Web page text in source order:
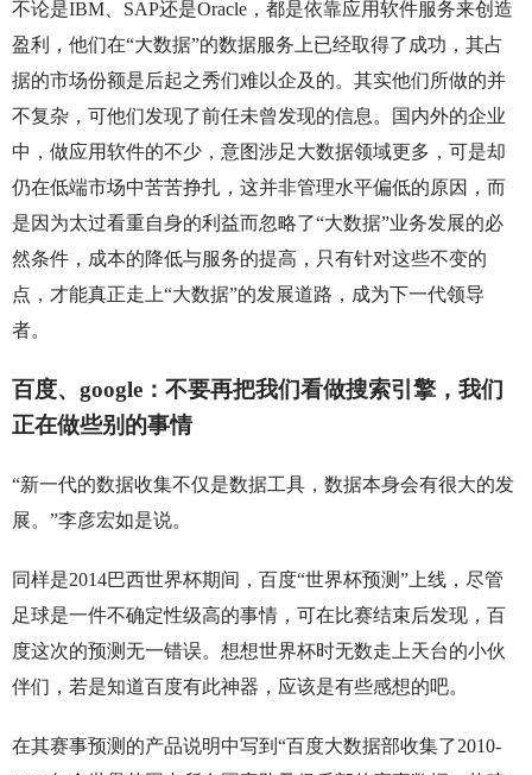
不论是IBM、SAP还是Oracle，都是依靠应用软件服务来创造
盈利，他们在“大数据”的数据服务上已经取得了成功，其占
据的市场份额是后起之秀们难以企及的。其实他们所做的并
不复杂，可他们发现了前任未曾发现的信息。国内外的企业
中，做应用软件的不少，意图涉足大数据领域更多，可是却
仍在低端市场中苦苦挣扎，这并非管理水平偏低的原因，而
是因为太过看重自身的利益而忽略了“大数据”业务发展的必
然条件，成本的降低与服务的提高，只有针对这些不变的
点，才能真正走上“大数据”的发展道路，成为下一代领导
者。
百度、google：不要再把我们看做搜索引擎，我们
正在做些别的事情
“新一代的数据收集不仅是数据工具，数据本身会有很大的发
展。”李彦宏如是说。
同样是2014巴西世界杯期间，百度“世界杯预测”上线，尽管
足球是一件不确定性级高的事情，可在比赛结束后发现，百
度这次的预测无一错误。想想世界杯时无数走上天台的小伙
伴们，若是知道百度有此神器，应该是有些感想的吧。
在其赛事预测的产品说明中写到“百度大数据部收集了2010-